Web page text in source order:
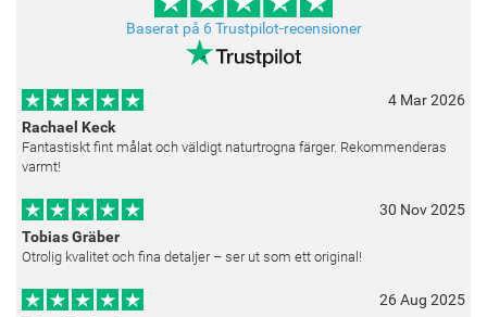
Baserat på 6 Trustpilot-recensioner
4 Mar 2026
Rachael Keck
Fantastiskt fint målat och väldigt naturtrogna färger. Rekommenderas
varmt!
30 Nov 2025
Tobias Gräber
Otrolig kvalitet och fina detaljer – ser ut som ett original!
26 Aug 2025